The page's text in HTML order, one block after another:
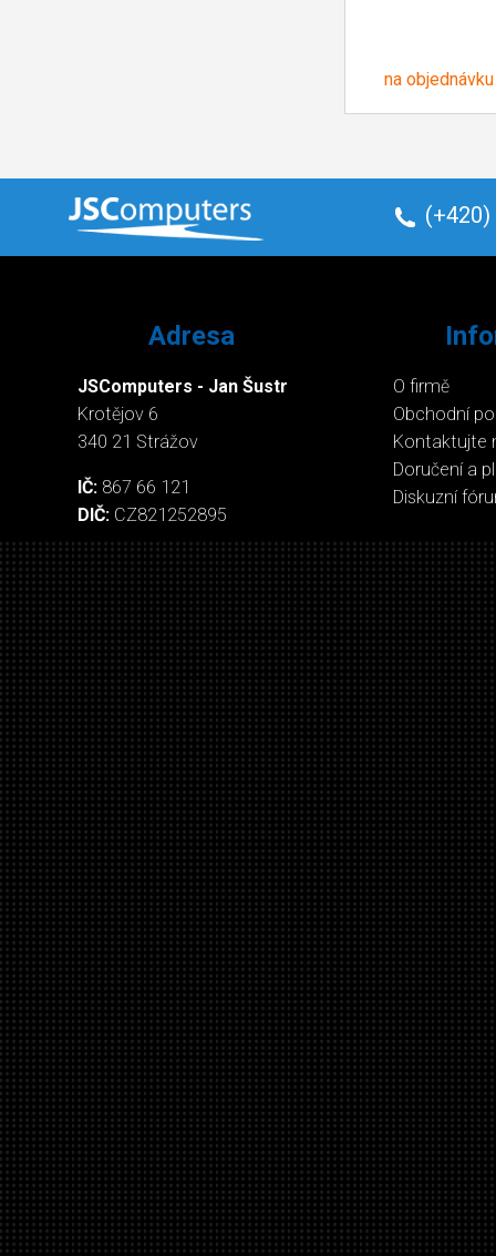
na objednávku
(+420)
Adresa
JSComputers - Jan Šustr
Krotějov 6
340 21 Strážov
IČ: 867 66 121
DIČ: CZ821252895
O firmě
Obchodní
Kontaktujte
Doručení a
Diskuzní